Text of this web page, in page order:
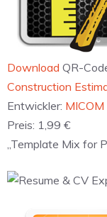
Download QR-
‎Construction
Entwickler:
Preis: 1,99 €
„Template Mix for